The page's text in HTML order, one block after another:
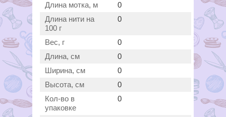
Длина мотка, м
0
Длина нити на
100 г
0
Вес, г
0
Длина, см
0
Ширина, см
0
Высота, см
0
Кол-во в
упаковке
0